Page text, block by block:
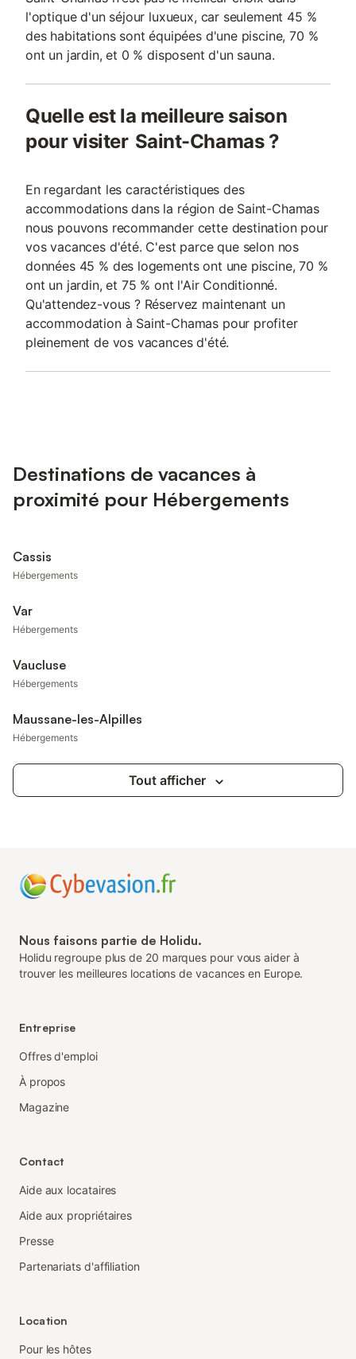
l'optique d'un séjour luxueux, car seulement 45 %
des habitations sont équipées d'une piscine, 70 %
ont un jardin, et 0 % disposent d'un sauna.
Quelle est la meilleure saison
pour visiter Saint-Chamas ?
En regardant les caractéristiques des
accommodations dans la région de Saint-Chamas
nous pouvons recommander cette destination pour
vos vacances d'été. C'est parce que selon nos
données 45 % des logements ont une piscine, 70 %
ont un jardin, et 75 % ont l'Air Conditionné.
Qu'attendez-vous ? Réservez maintenant un
accommodation à Saint-Chamas pour profiter
pleinement de vos vacances d'été.
Destinations de vacances à
proximité pour Hébergements
Cassis
Hébergements
Var
Hébergements
Vaucluse
Hébergements
Maussane-les-Alpilles
Hébergements
Tout afficher
Nous faisons partie de Holidu.
Holidu regroupe plus de 20 marques pour vous aider à
trouver les meilleures locations de vacances en Europe.
Entreprise
Offres d'emploi
À propos
Magazine
Contact
Aide aux locataires
Aide aux propriétaires
Presse
Partenariats d'affiliation
Location
Pour les hôtes